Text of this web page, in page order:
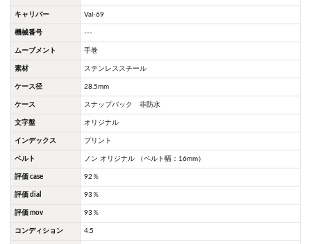
キャリバー Val-69
機械番号 ---
ムーブメント 手巻
素材 ステンレススチール
ケース径 28.5mm
ケース スナップバック 非防水
文字盤 オリジナル
インデックス プリント
ベルト ノン オリジナル （ベルト幅：16mm）
評価 case 92％
評価 dial 93％
評価 mov 93％
コンディション 4.5